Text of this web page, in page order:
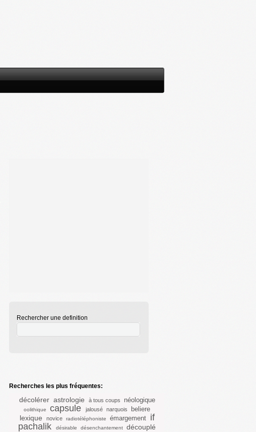
Rechercher une definition
Recherches les plus fréquentes:
décolérer astrologie à tous coups néologique
oolithique capsule jalousé narquois beliere
lexique novice radiotéléphoniste émargement
if
pachalik
désirable désenchantement découplé